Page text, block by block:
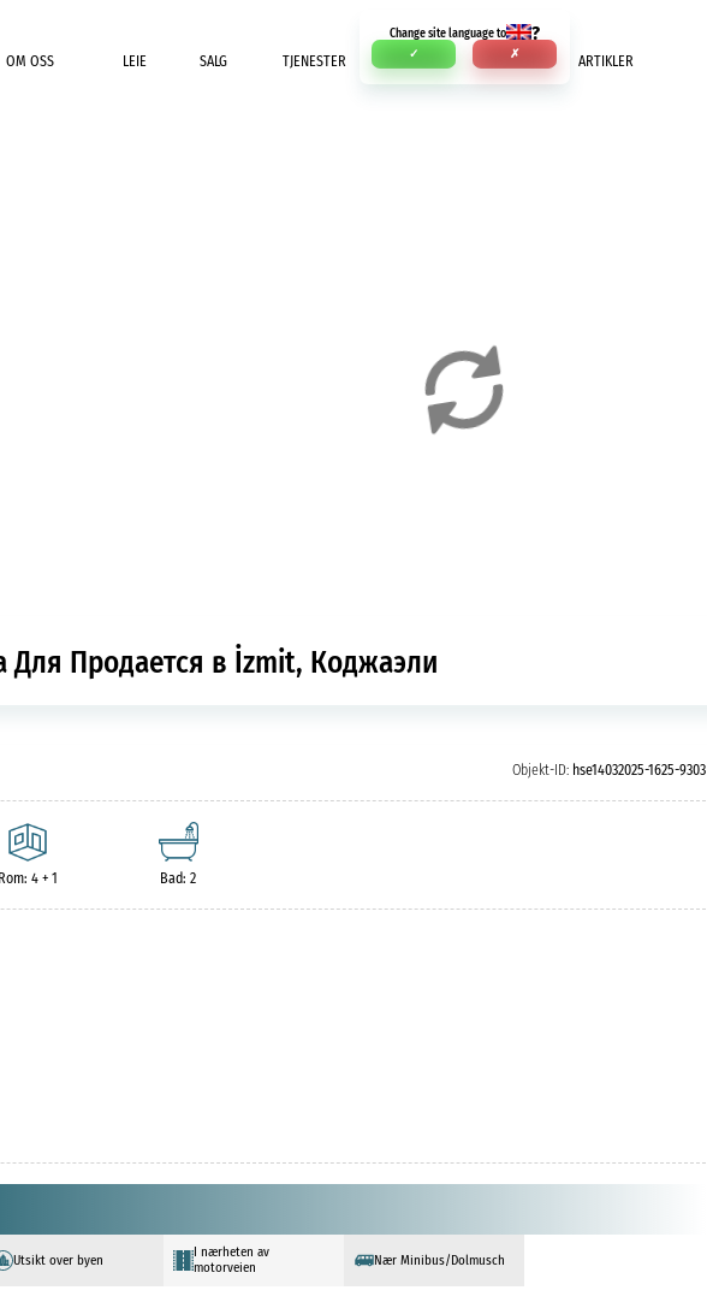
Change site language to ?
✓ ✗
OM OSS LEIE SALG TJENESTER INNBETALING ARTIKLER
Для Продается в İzmit, Коджаэли
Objekt-ID: hse14032025-1625-9303
Rom: 4 + 1 Bad: 2
Utsikt over byen
I nærheten av
motorveien
Nær Minibus/Dolmusch